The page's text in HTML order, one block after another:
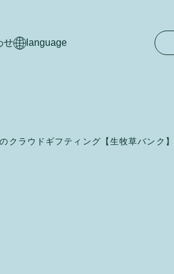
せ language
クラウドギフティング【生牧草バンク